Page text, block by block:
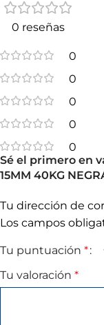
0 reseñas
0
0
0
0
0
Sé el primero en
15MM 40KG
Tu dirección de
Los campos
Tu puntuación *
Tu valoración *